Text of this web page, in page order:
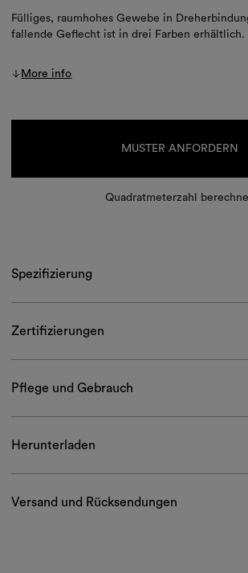
Fülliges, raumhohes Gewebe in
fallende Geflecht ist in drei Farben erhältlich.
More info
MUSTER ANFORDERN
Quadratmeterzahl
Spezifizierung
Zertifizierungen
Pflege und Gebrauch
Herunterladen
Versand und Rücksendungen